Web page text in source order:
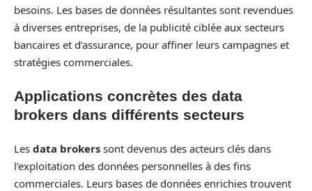
besoins. Les bases de données résultantes sont revendues
à diverses entreprises, de la publicité ciblée aux secteurs
bancaires et d’assurance, pour affiner leurs campagnes et
stratégies commerciales.
Applications concrètes des data
brokers dans différents secteurs
Les data brokers sont devenus des acteurs clés dans
l’exploitation des données personnelles à des fins
commerciales. Leurs bases de données enrichies trouvent